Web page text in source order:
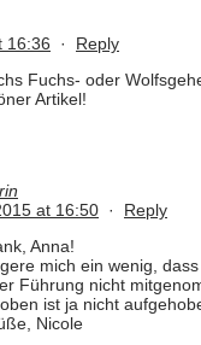
16:36 · Reply
Fuchs- oder
Artikel!
at 16:50 · Reply
Anna!
mich ein wenig,
Führung nicht
ist ja nicht
Nicole